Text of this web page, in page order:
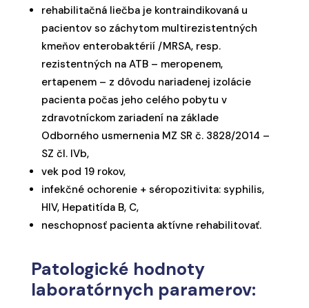
rehabilitačná liečba je kontraindikovaná u
pacientov so záchytom multirezistentných
kmeňov enterobaktérií /MRSA, resp.
rezistentných na ATB – meropenem,
ertapenem – z dôvodu nariadenej izolácie
pacienta počas jeho celého pobytu v
zdravotníckom zariadení na základe
Odborného usmernenia MZ SR č. 3828/2014 –
SZ čl. IVb,
vek pod 19 rokov,
infekčné ochorenie + séropozitivita: syphilis,
HIV, Hepatitída B, C,
neschopnosť pacienta aktívne rehabilitovať.
Patologické hodnoty
laboratórnych paramerov: